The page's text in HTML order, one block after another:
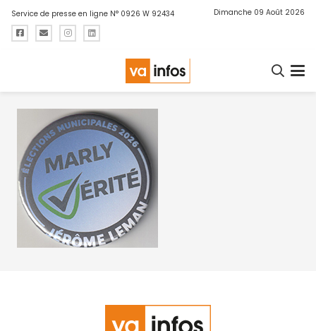
Service de presse en ligne N° 0926 W 92434 Dimanche 09 Août 2026